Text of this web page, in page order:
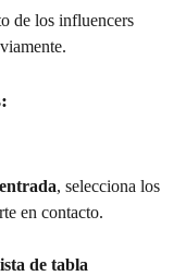
de los influencers
, selecciona los
en contacto.
de tabla